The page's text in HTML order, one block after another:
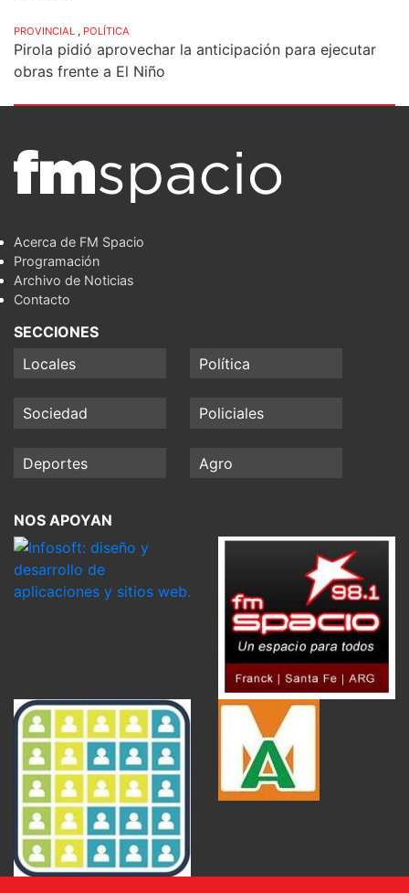
PROVINCIAL , POLÍTICA
Pirola pidió aprovechar la anticipación para ejecutar
obras frente a El Niño
Acerca de FM Spacio
Programación
Archivo de Noticias
Contacto
SECCIONES
Locales
Política
Sociedad Policiales
Deportes Agro
NOS APOYAN